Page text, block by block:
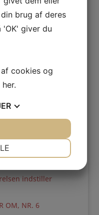
sagt endnu
Psykiatrien må
det handler om –
indstiller
OM, NR. 6
brug af deres
'OK' giver du
cookies og
her.
STATISTIK